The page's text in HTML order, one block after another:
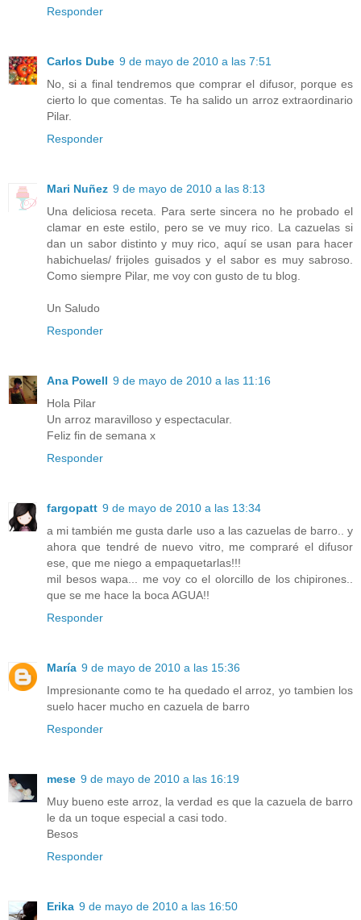
Responder
Carlos Dube 9 de mayo de 2010 a las 7:51
No, si a final tendremos que comprar el difusor, porque es
cierto lo que comentas. Te ha salido un arroz extraordinario
Pilar.
Responder
Mari Nuñez 9 de mayo de 2010 a las 8:13
Una deliciosa receta. Para serte sincera no he probado el
clamar en este estilo, pero se ve muy rico. La cazuelas si
dan un sabor distinto y muy rico, aquí se usan para hacer
habichuelas/ frijoles guisados y el sabor es muy sabroso.
Como siempre Pilar, me voy con gusto de tu blog.
Un Saludo
Responder
Ana Powell 9 de mayo de 2010 a las 11:16
Hola Pilar
Un arroz maravilloso y espectacular.
Feliz fin de semana x
Responder
fargopatt 9 de mayo de 2010 a las 13:34
a mi también me gusta darle uso a las cazuelas de barro.. y
ahora que tendré de nuevo vitro, me compraré el difusor
ese, que me niego a empaquetarlas!!!
mil besos wapa... me voy co el olorcillo de los chipirones..
que se me hace la boca AGUA!!
Responder
María 9 de mayo de 2010 a las 15:36
Impresionante como te ha quedado el arroz, yo tambien los
suelo hacer mucho en cazuela de barro
Responder
mese 9 de mayo de 2010 a las 16:19
Muy bueno este arroz, la verdad es que la cazuela de barro
le da un toque especial a casi todo.
Besos
Responder
Erika 9 de mayo de 2010 a las 16:50